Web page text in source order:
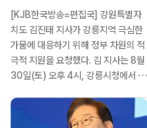
요청
[KJB한국방송=편집국] 강원특별자
치도 김진태 지사가 강릉지역 극심한
가뭄에 대응하기 위해 정부 차원의 적
극적 지원을 요청했다. 김 지사는 8월
30일(토) 오후 4시, 강릉시청에서 열
에게 “직접 현장을 방문해 주셔서 감
사드린다”며 “상황이 매우 심각해 정